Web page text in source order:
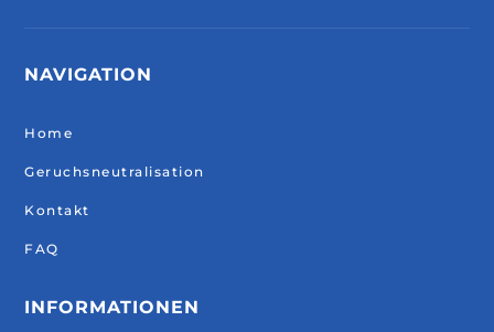
NAVIGATION
Home
Geruchsneutralisation
Kontakt
FAQ
INFORMATIONEN